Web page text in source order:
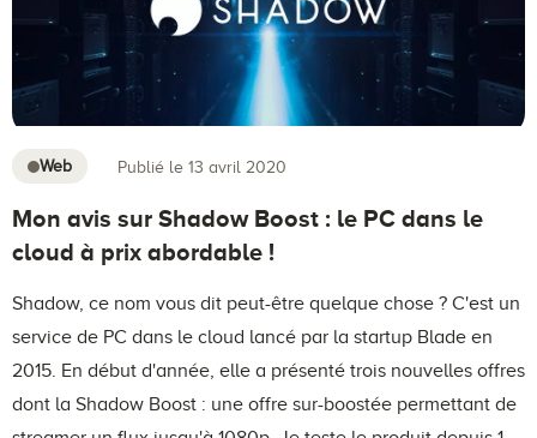
Web Publié le 13 avril 2020
Mon avis sur Shadow Boost : le PC dans le
cloud à prix abordable !
Shadow, ce nom vous dit peut-être quelque chose ? C'est un
service de PC dans le cloud lancé par la startup Blade en
2015. En début d'année, elle a présenté trois nouvelles offres
dont la Shadow Boost : une offre sur-boostée permettant de